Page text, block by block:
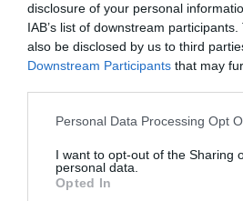
disclosure of your personal
IAB’s list of downstream
also be disclosed by us to third
Downstream Participants that may
Please note that this website/app
not limited to your visit or usage
grant or deny consent to Google and
use your data for below specified
Personal Data Processing Opt
I want to opt-out of the Sharing
personal data.
Opted In